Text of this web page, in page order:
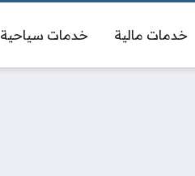
خدمات مالية خدمات سياحية